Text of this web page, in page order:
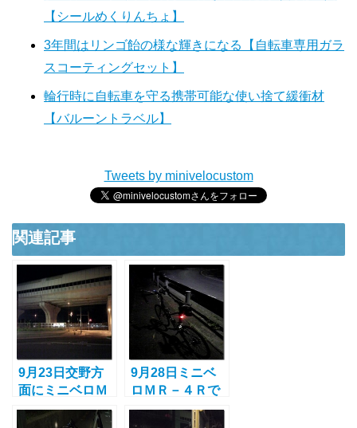
【シールめくりんちょ】
3年間はリンゴ飴の様な輝きになる【自転車専用ガラ
スコーティングセット】
輪行時に自転車を守る携帯可能な使い捨て緩衝材
【バルーントラベル】
Tweets by minivelocustom
関連記事
9月23日交野方
面にミニベロＭ
Ｒ－4Ｒでポタ
リング
9月28日ミニベ
ロＭＲ－４Ｒで
清滝峠と鶴見緑
地へポタリング